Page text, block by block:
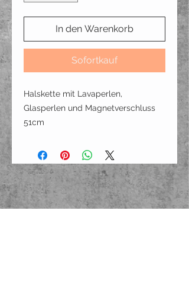
In den Warenkorb
Sofortkauf
Halskette mit Lavaperlen,
Glasperlen und Magnetverschluss
51cm